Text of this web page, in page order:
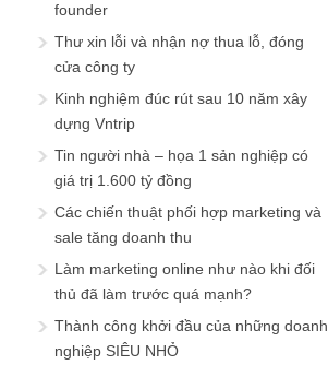
founder
Thư xin lỗi và nhận nợ thua lỗ, đóng
cửa công ty
Kinh nghiệm đúc rút sau 10 năm xây
dựng Vntrip
Tin người nhà – họa 1 sản nghiệp có
giá trị 1.600 tỷ đồng
Các chiến thuật phối hợp marketing và
sale tăng doanh thu
Làm marketing online như nào khi đối
thủ đã làm trước quá mạnh?
Thành công khởi đầu của những doanh
nghiệp SIÊU NHỎ